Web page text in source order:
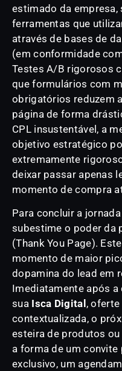
estimado da empresa,
ferramentas que
através de bases de
(em conformidade
Testes A/B rigorosos
que formulários com
obrigatórios reduzem
página de forma
CPL insustentável, a
objetivo estratégico
extremamente
deixar passar apenas
momento de compra
Para concluir a
subestime o poder da
(Thank You Page).
momento de maior
dopamina do lead em
Imediatamente após a
sua Isca Digital ,
contextualizada, o
esteira de produtos
a forma de um convite
exclusivo, um